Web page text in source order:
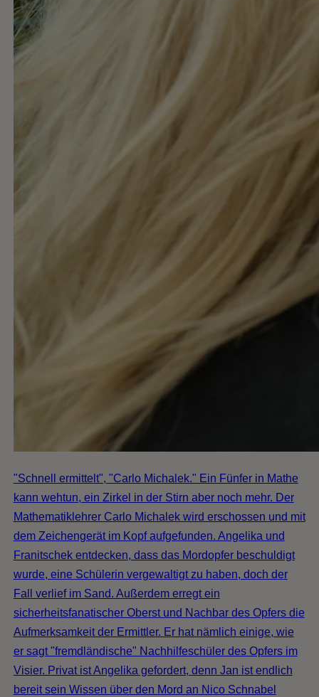
"Schnell ermittelt", "Carlo Michalek." Ein Fünfer in Mathe
kann wehtun, ein Zirkel in der Stirn aber noch mehr. Der
Mathematiklehrer Carlo Michalek wird erschossen und mit
dem Zeichengerät im Kopf aufgefunden. Angelika und
Franitschek entdecken, dass das Mordopfer beschuldigt
wurde, eine Schülerin vergewaltigt zu haben, doch der
Fall verlief im Sand. Außerdem erregt ein
sicherheitsfanatischer Oberst und Nachbar des Opfers die
Aufmerksamkeit der Ermittler. Er hat nämlich einige, wie
er sagt "fremdländische" Nachhilfeschüler des Opfers im
Visier. Privat ist Angelika gefordert, denn Jan ist endlich
bereit sein Wissen über den Mord an Nico Schnabel